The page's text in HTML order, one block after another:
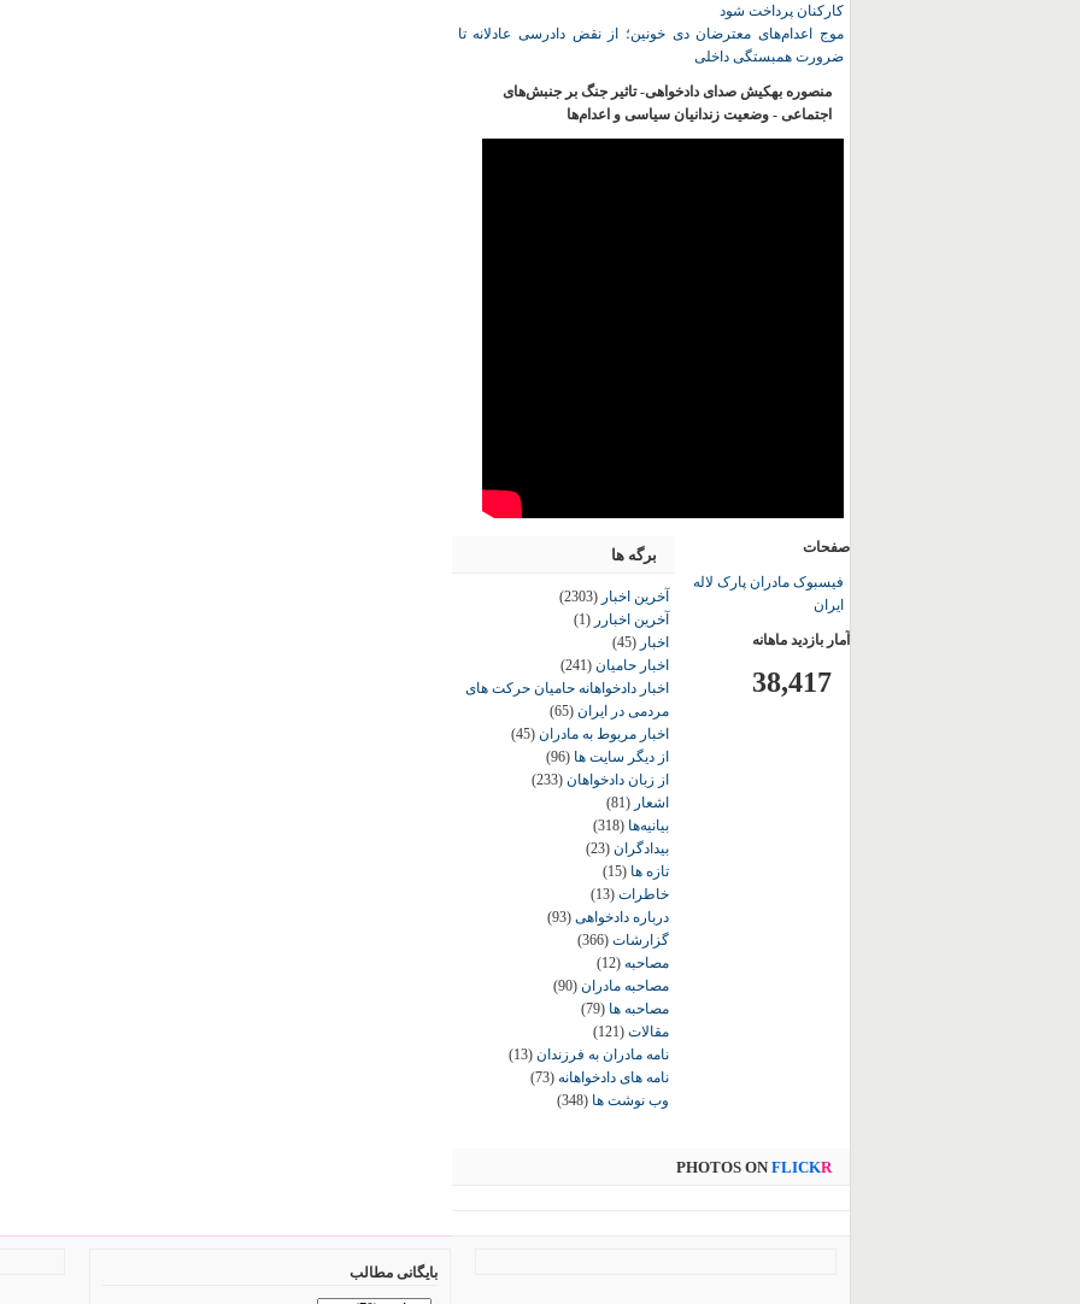
کارکنان پرداخت شود
موج اعدام‌های معترضان دی‌ خونین؛ از نقض دادرسی عادلانه تا
ضرورت همبستگی داخلی
منصوره بهکیش صدای دادخواهی- تاثیر جنگ بر جنبش‌های
اجتماعی - وضعیت زندانیان سیاسی و اعدام‌ها
برگه ها
آخرین اخبار (2303)
آخرین اخبارر (1)
اخبار (45)
اخبار حامیان (241)
اخبار دادخواهانه حامیان حرکت های
مردمی در ایران (65)
اخبار مربوط به مادران (45)
از دیگر سایت ها (96)
از زبان دادخواهان (233)
اشعار (81)
بیانیه‌ها (318)
بیدادگران (23)
تازه ها (15)
خاطرات (13)
درباره دادخواهی (93)
گزارشات (366)
مصاحبه (12)
مصاحبه مادران (90)
مصاحبه ها (79)
مقالات (121)
نامه مادران به فرزندان (13)
نامه های دادخواهانه (73)
وب نوشت ها (348)
صفحات
فیسبوک مادران پارک لاله
ایران
آمار بازدید ماهانه
38,417
PHOTOS ON FLICKR
بایگانی مطالب